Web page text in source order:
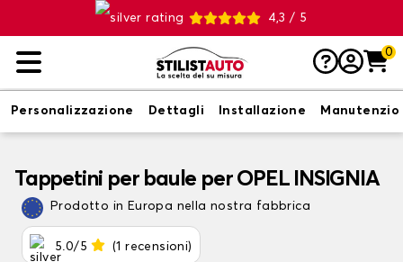
4,3 / 5
0
Personalizzazione Dettagli Installazione
Tappetini per baule per OPEL INSIGNIA
Prodotto in Europa nella nostra fabbrica
5.0/5 (1 recensioni)